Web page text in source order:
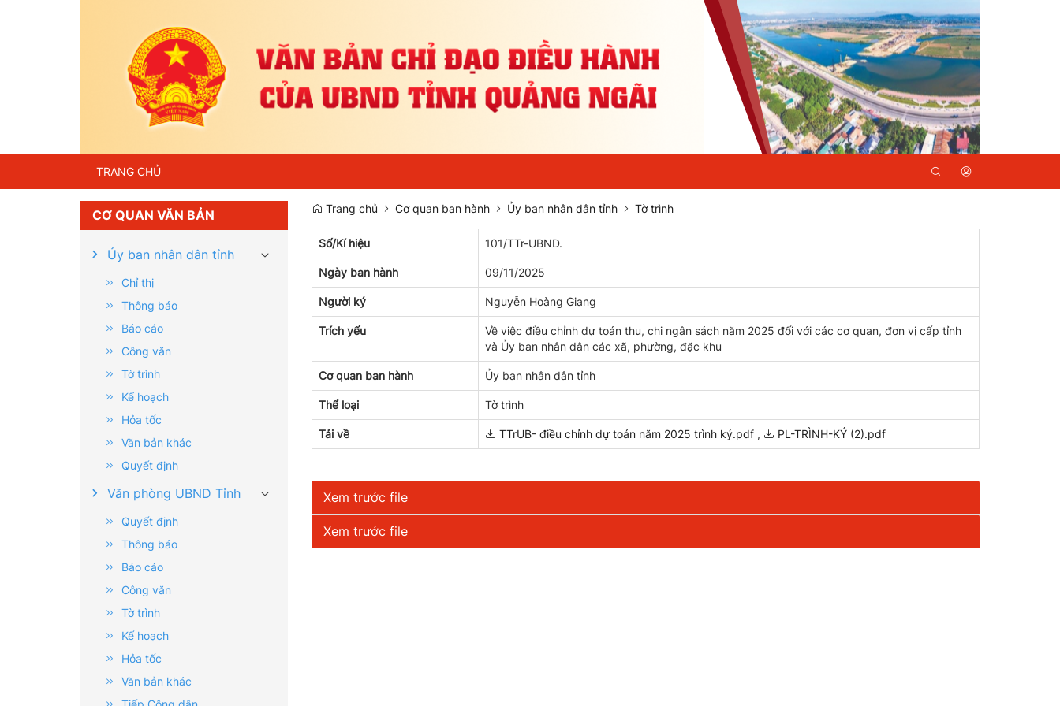
TRANG CHỦ
CƠ QUAN VĂN BẢN
Ủy ban nhân dân tỉnh
Chỉ thị
Thông báo
Báo cáo
Công văn
Tờ trình
Kế hoạch
Hỏa tốc
Văn bản khác
Quyết định
Văn phòng UBND Tỉnh
Quyết định
Thông báo
Báo cáo
Công văn
Tờ trình
Kế hoạch
Hỏa tốc
Văn bản khác
Trang chủ Cơ quan ban hành Ủy ban nhân dân tỉnh Tờ trình
Số/Kí hiệu 101/TTr-UBND.
Ngày ban hành 09/11/2025
Người ký Nguyễn Hoàng Giang
Trích yếu
Về việc điều chỉnh dự toán thu, chi ngân sách năm 2025 đối với các cơ quan, đơn vị cấp tỉnh
và Ủy ban nhân dân các xã, phường, đặc khu
Cơ quan ban hành Ủy ban nhân dân tỉnh
Thể loại Tờ trình
Tải về TTrUB- điều chỉnh dự toán năm 2025 trình ký.pdf , PL-TRÌNH-KÝ (2).pdf
Xem trước file
Xem trước file